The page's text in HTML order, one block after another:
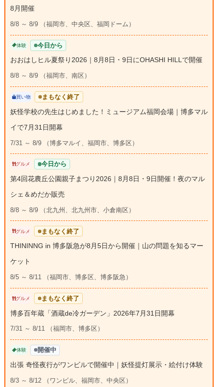
8月開催
8/8 ～ 8/9 （福岡市、中央区、福岡ドーム）
体験 今日から
おおはしヒル夏祭り2026｜8月8日・9日にOHASHI HILLで開催
8/8 ～ 8/9 （福岡市、南区）
買い物 まもなく終了
妖怪学校の先生はじめました！ミュージアム福岡会場｜博多マル
イで7月31日開幕
7/31 ～ 8/9 （博多マルイ、福岡市、博多区）
グルメ 今日から
第4回花農丘公園親子まつり2026｜8月8日・9日開催！夜のマル
シェ＆めだか販売
8/8 ～ 8/9 （北九州、北九州市、小倉南区）
グルメ まもなく終了
THININNG in 博多阪急が8月5日から開催｜山の問題を知るマー
ケット
8/5 ～ 8/11 （福岡市、博多区、博多阪急）
グルメ まもなく終了
博多百年蔵「酒蔵de冷ガーデン」2026年7月31日開幕
7/31 ～ 8/11 （福岡市、博多区）
体験 開催中
出張 奇怪夜行がワンビルで開催中｜妖怪提灯展示・絵付け体験
8/3 ～ 8/12 （ワンビル、福岡市、中央区）